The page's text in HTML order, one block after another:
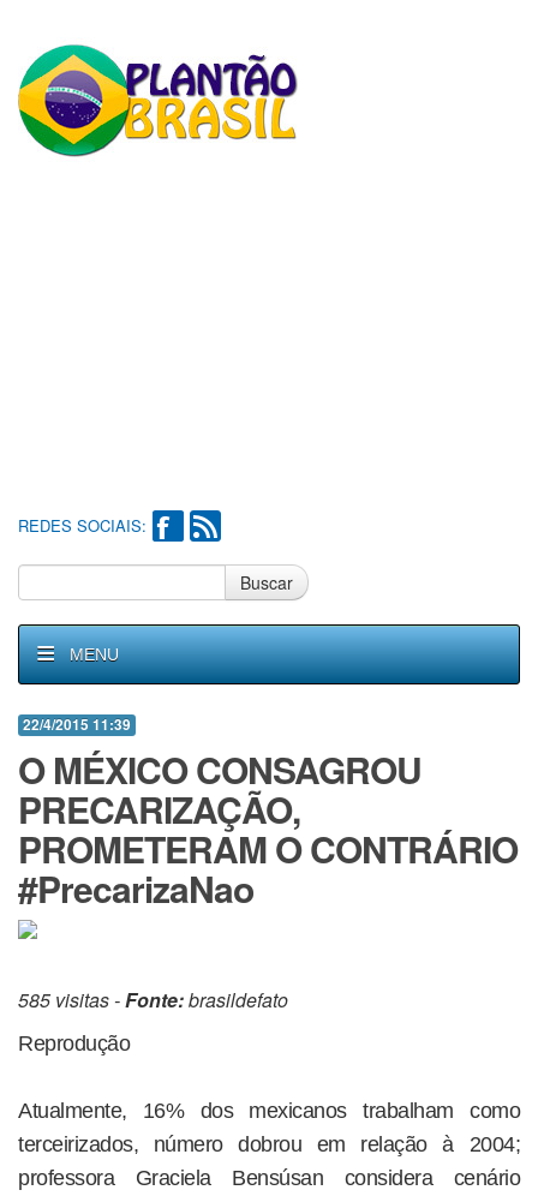
REDES SOCIAIS:
Buscar
MENU
22/4/2015 11:39
O MÉXICO CONSAGROU
PRECARIZAÇÃO,
PROMETERAM O CONTRÁRIO
#PrecarizaNao
585 visitas -Fonte:brasildefato
Reprodução
Atualmente, 16% dos mexicanos trabalham como
terceirizados, número dobrou em relação à 2004;
professora Graciela Bensúsan considera cenário